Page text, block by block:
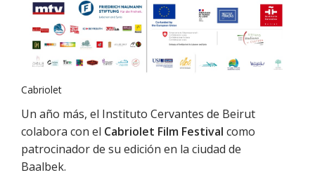
Cabriolet
Un año más, el Instituto Cervantes de Beirut
colabora con el Cabriolet Film Festival como
patrocinador de su edición en la ciudad de
Baalbek.